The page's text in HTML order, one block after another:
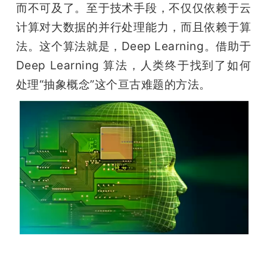
而不可及了。至于技术手段，不仅仅依赖于云
计算对大数据的并行处理能力，而且依赖于算
法。这个算法就是，Deep Learning。借助于
Deep Learning 算法，人类终于找到了如何
处理“抽象概念”这个亘古难题的方法。